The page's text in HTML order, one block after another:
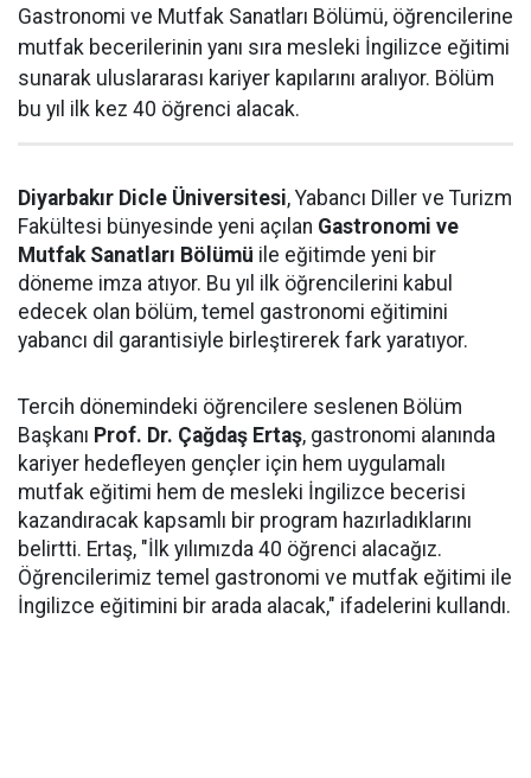
Gastronomi ve Mutfak Sanatları Bölümü, öğrencilerine
mutfak becerilerinin yanı sıra mesleki İngilizce eğitimi
sunarak uluslararası kariyer kapılarını aralıyor. Bölüm
bu yıl ilk kez 40 öğrenci alacak.
Diyarbakır Dicle Üniversitesi, Yabancı Diller ve Turizm
Fakültesi bünyesinde yeni açılan Gastronomi ve
Mutfak Sanatları Bölümü ile eğitimde yeni bir
döneme imza atıyor. Bu yıl ilk öğrencilerini kabul
edecek olan bölüm, temel gastronomi eğitimini
yabancı dil garantisiyle birleştirerek fark yaratıyor.
Tercih dönemindeki öğrencilere seslenen Bölüm
Başkanı Prof. Dr. Çağdaş Ertaş, gastronomi alanında
kariyer hedefleyen gençler için hem uygulamalı
mutfak eğitimi hem de mesleki İngilizce becerisi
kazandıracak kapsamlı bir program hazırladıklarını
belirtti. Ertaş, "İlk yılımızda 40 öğrenci alacağız.
Öğrencilerimiz temel gastronomi ve mutfak eğitimi ile
İngilizce eğitimini bir arada alacak," ifadelerini kullandı.